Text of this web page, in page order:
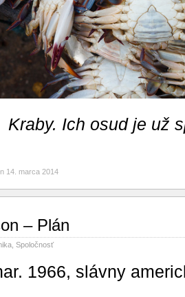
Kraby. Ich osud je už
14. marca 2014
– Plán
Spoločnosť
1966, slávny